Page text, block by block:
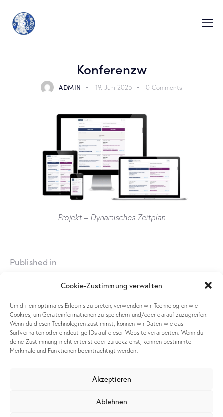
Cookie-Zustimmung verwalten
Um dir ein optimales Erlebnis zu bieten, verwenden wir Technologien wie
Cookies, um Geräteinformationen zu speichern und/oder darauf zuzugreifen.
Wenn du diesen Technologien zustimmst, können wir Daten wie das
Surfverhalten oder eindeutige IDs auf dieser Website verarbeiten. Wenn du
deine Zustimmung nicht erteilst oder zurückziehst, können bestimmte
Merkmale und Funktionen beeinträchtigt werden.
Akzeptieren
Ablehnen
Konferenzw
ADMIN 19. Juni 2025 0 Comments
Projekt – Dynamisches Zeitplan
Published in
Leave a comment
Meinen Namen, meine E-Mail-Adresse und meine Website in